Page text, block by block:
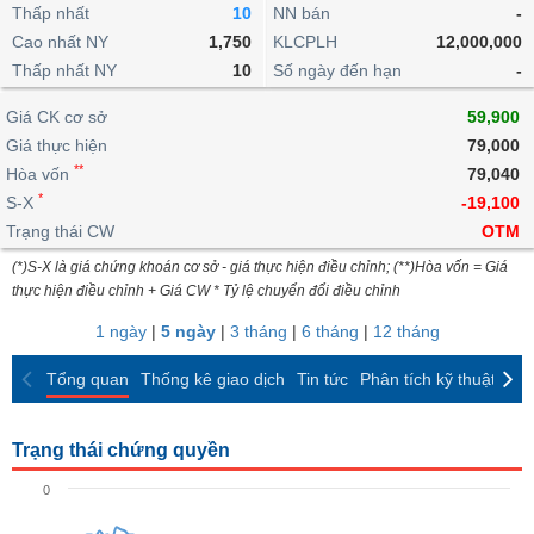
lỗ
dịch
nội
Niên
giám
Tài
liệu
cổ
Định
giá
ngoài
doanh
Top
cổ
phiếu
ngành
giao
dịch
dịch
Chứng
quyền
quan
Thống
giao
dịch
Thống
giao
dịch
Tin
tức
Phân
tích
kỹ
thuật
trực
tuyến
Bộ
lọc
cổ
So
sánh
Báo
cáo
Vĩ
mô
lai
Chứng
quyền
Trái
phiếu
IR
Awards
tạo
Dịch
vụ
Thấp nhất
10
Cao nhất NY
1,750
Thấp nhất NY
10
NN bán
-
KLCPLH
12,000,000
Số ngày đến hạn
-
Giá CK cơ sở
59,900
Giá thực hiện
79,000
Hòa vốn **
79,040
S-X *
-19,100
Trạng thái CW
OTM
(*)S-X là giá chứng khoán cơ sở - giá thực hiện điều chỉnh; (**)Hòa vốn = Giá
thực hiện điều chỉnh + Giá CW * Tỷ lệ chuyển đổi điều chỉnh
1 ngày| 5 ngày| 3 tháng | 6 tháng | 12 tháng
Tổng quan Thống kê giao dịch Tin tức Phân tích kỹ thuật
Trạng thái chứng quyền
0
BẤT
ĐỘNG
SẢN
TÀI
CHÍNH
HÀNG
KINH